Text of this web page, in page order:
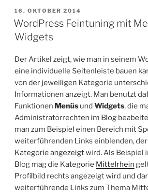
VERÖFFENTLICHT
AM
16. OKTOBER 2014
WordPress Feintuning mit
Widgets
Der Artikel zeigt, wie man in seinem
eine individuelle Seitenleiste bauen
von der jeweiligen Kategorie
Informationen anzeigt. Man benutzt
Funktionen Menüs und Widgets, die
Administratorrechten im Blog
man zum Beispiel einen Bereich mit
weiterführenden Links einblenden,
Kategorie angezeigt wird. Als Beispiel
Blog mag die Kategorie Mittelrhein
Profilbild rechts angezeigt wird und
weiterführende Links zum Thema